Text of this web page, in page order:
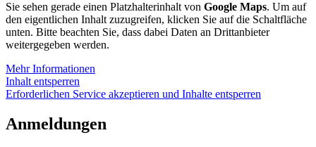
Sie sehen gerade einen Platzhalterinhalt von Google Maps. Um auf
den eigentlichen Inhalt zuzugreifen, klicken Sie auf die Schaltfläche
unten. Bitte beachten Sie, dass dabei Daten an Drittanbieter
weitergegeben werden.
Mehr Informationen
Inhalt entsperren
Erforderlichen Service akzeptieren und Inhalte entsperren
Anmeldungen